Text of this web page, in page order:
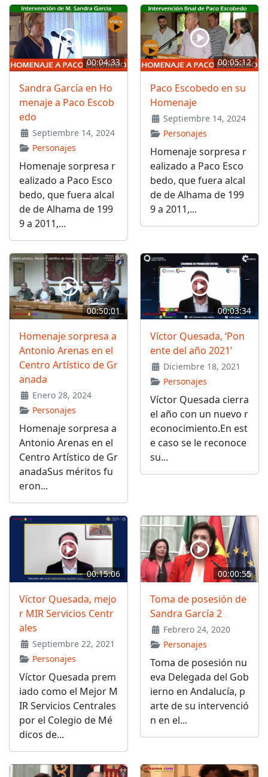
00:04:33
Sandra García en Ho
menaje a Paco Escob
edo
Septiembre 14, 2024
Personajes
Homenaje sorpresa r
ealizado a Paco Esco
bedo, que fuera alcal
de de Alhama de 199
9 a 2011,...
00:05:12
Paco Escobedo en su
Homenaje
Septiembre 14, 2024
Personajes
Homenaje sorpresa r
ealizado a Paco Esco
bedo, que fuera alcal
de de Alhama de 199
9 a 2011,...
00:50:01
Homenaje sorpresa a
Antonio Arenas en el
Centro Artístico de Gr
anada
Enero 28, 2024
Personajes
Homenaje sorpresa a
Antonio Arenas en el
Centro Artístico de Gr
anadaSus méritos fu
eron...
00:03:34
Víctor Quesada, ‘Pon
ente del año 2021’
Diciembre 18, 2021
Personajes
Víctor Quesada cierra
el año con un nuevo r
econocimiento.En est
e caso se le reconoce
su...
00:15:06
Víctor Quesada, mejo
r MIR Servicios Centr
ales
Septiembre 22, 2021
Personajes
Víctor Quesada prem
iado como el Mejor M
IR Servicios Centrales
por el Colegio de Mé
dicos de...
00:00:55
Toma de posesión de
Sandra García 2
Febrero 24, 2020
Personajes
Toma de posesión nu
eva Delegada del Gob
ierno en Andalucía, p
arte de su intervenció
n en el...